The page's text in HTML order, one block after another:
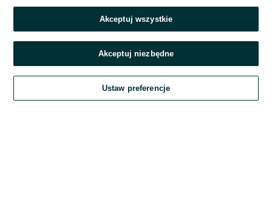
Zaloguj się
Kontynuując za pośrednictwem jednego z dostawców wskazanych powyżej,
OLX.pl w jego aktualnym brzmieniu.
Akceptuj wszystkie
Akceptuj niezbędne
Ustaw preferencje